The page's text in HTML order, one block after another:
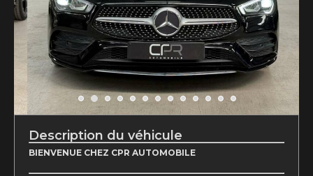
Description du véhicule
BIENVENUE CHEZ CPR AUTOMOBILE